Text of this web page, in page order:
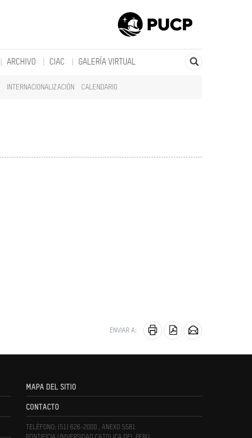
INTERNACIONALIZACIÓN CALENDARIO
ARCHIVO CIAC GALERÍA VIRTUAL
ENVIAR A:
MAPA DEL SITIO
CONTACTO
TELÉFONO: (51) 626-2000 , ANEXO 5581